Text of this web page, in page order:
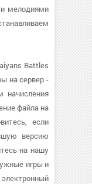
мелодиями
Battles
на сервер -
начисления
файла на
если
версию
на нашу
игры и